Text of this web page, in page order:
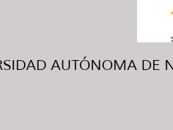
AUTÓNOMA DE